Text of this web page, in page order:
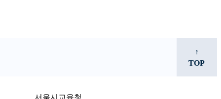
↑
TOP
서울시교육청